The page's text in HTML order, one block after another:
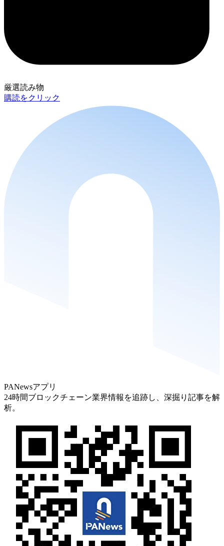
厳選読み物
購読をクリック
PANewsアプリ
24時間ブロックチェーン業界情報を追跡し、深掘り記事を解
析。